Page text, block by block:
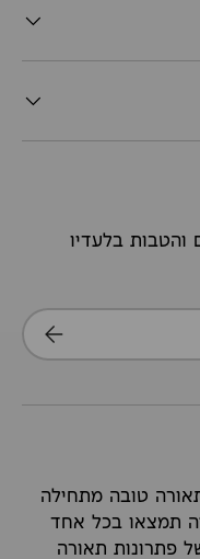
והטבות בלעדיו
הרשמה
טובה מתחילה
תמצאו בכל אחד
פתרונות תאורה